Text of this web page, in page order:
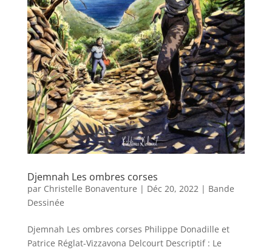
Djemnah Les ombres corses
par Christelle Bonaventure | Déc 20, 2022| Bande
Dessinée
Djemnah Les ombres corses Philippe Donadille et
Patrice Réglat-Vizzavona Delcourt Descriptif : Le